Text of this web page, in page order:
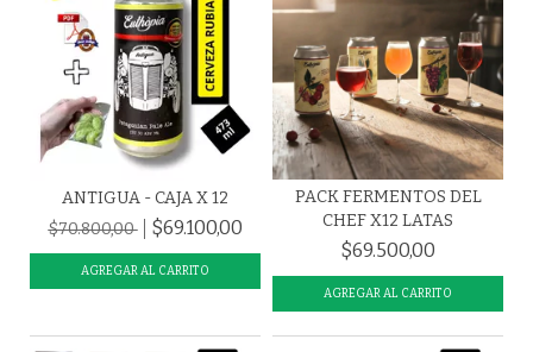
ANTIGUA - CAJA X 12
$70.800,00
$69.100,00
PACK FERMENTOS DEL
CHEF X12 LATAS
$69.500,00